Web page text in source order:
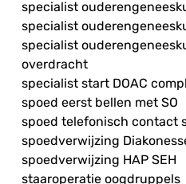
specialist
specialist
specialist
overdracht
specialist start DOAC
spoed eerst bellen met SO
spoed telefonisch contact
spoedverwijzing
spoedverwijzing HAP SEH
staaroperatie oogdruppels